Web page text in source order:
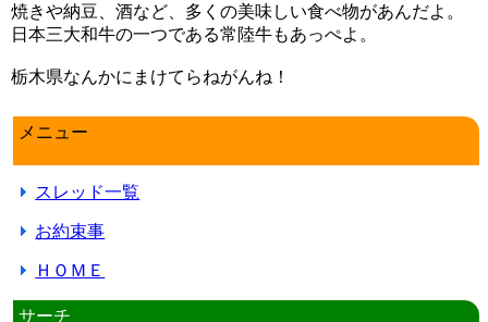
焼きや納豆、酒など、多くの美味しい食べ物があんだよ。
日本三大和牛の一つである常陸牛もあっぺよ。
栃木県なんかにまけてらねがんね！
メニュー
スレッド一覧
お約束事
ＨＯＭＥ
サーチ